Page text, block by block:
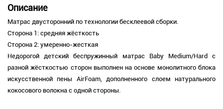
Описание
Матрас двусторонний по технологии бесклеевой сборки.
Сторона 1: средняя жёсткость
Сторона 2: умеренно-жесткая
Недорогой детский беспружинный матрас Baby Medium/Hard с
разной жёсткостью сторон выполнен на основе монолитного блока
искусственной пены AirFoam, дополненного слоем натурального
кокосового волокна с одной стороны.